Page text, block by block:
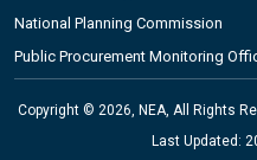
National Planning Commission
Public Procurement Monitoring
Copyright © 2026, NEA, All Rights
Last Updated: